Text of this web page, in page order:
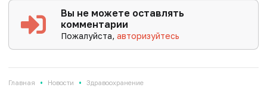
Вы не можете оставлять
комментарии
Пожалуйста,авторизуйтесь
Главная • Новости • Здравоохранение